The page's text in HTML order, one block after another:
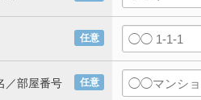
任意
任意
／部屋番号